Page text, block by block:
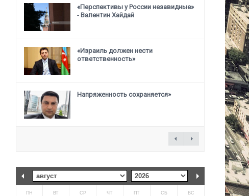
«Перспективы у России незавидные»
- Валентин Хайдай
«Израиль должен нести
ответственность»
Напряженность сохраняется»
ПН ВТ СР ЧТ ПТ СБ ВС